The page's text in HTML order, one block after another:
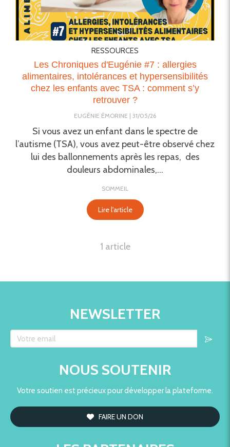
RESSOURCES
Les Chroniques d'Eugénie #7 : allergies
alimentaires, intolérances et hypersensibilités
chez les enfants avec TSA : comment s’y
retrouver ?
EUGÉNIE ÉMORINE 31/05/26
Si vous avez un enfant dans le spectre de
l’autisme (TSA), vous avez peut-être observé chez
lui des ballonnements après les repas, des
douleurs abdominales,...
SOMMEIL
Lire l'article
1 article
NEWSLETTER
Votre email
NOUS SOUTENIR
Votre soutien est précieux pour développer la plateforme.
FAIRE UN DON